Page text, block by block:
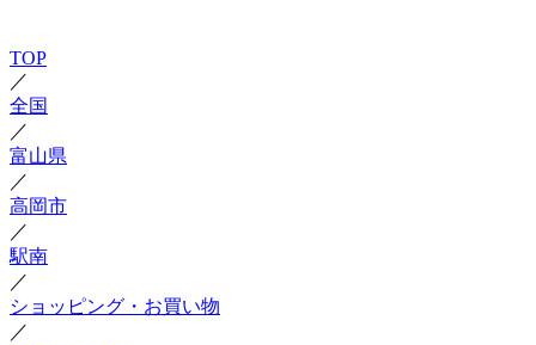
TOP
／
全国
／
富山県
／
高岡市
／
駅南
／
ショッピング・お買い物
／